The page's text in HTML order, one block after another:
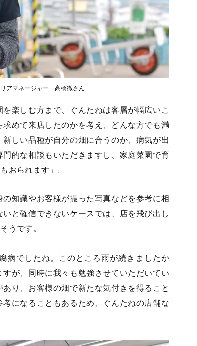
アマネージャー 高橋徹さん
楽しむ方まで、ぐんたねは客層が幅広いこ
めて来店したのかを考え、どんな方でも満
しい品種が自分の畑に合うのか、病気が出
的な相談もいただきますし、家庭菜園で育
おられます」。
知識やお客様が撮った写真などを参考に相
と確信できないケースでは、店を飛び出し
うです。
病でしたね。このところ雨が続きましたか
が、同時に我々も勉強させていただいてい
り、お客様の畑で新たな気付きを得ること
になることもあるため、ぐんたねの店舗な